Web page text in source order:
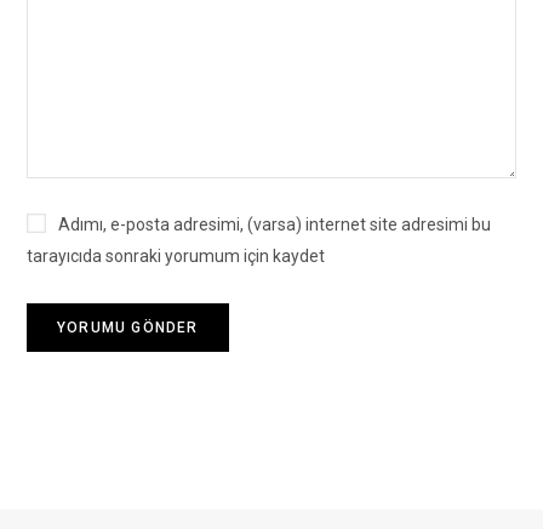
Adımı, e-posta adresimi, (varsa) internet site adresimi bu
tarayıcıda sonraki yorumum için kaydet